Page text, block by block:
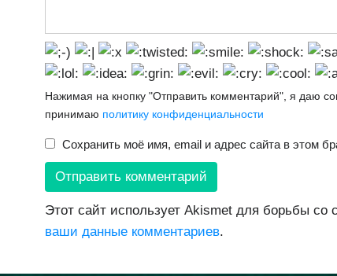
Нажимая на кнопку "Отправить комментарий", я даю
принимаю политику конфиденциальности
Сохранить моё имя, email и адрес сайта в этом
Этот сайт использует Akismet для борьбы
ваши данные комментариев.